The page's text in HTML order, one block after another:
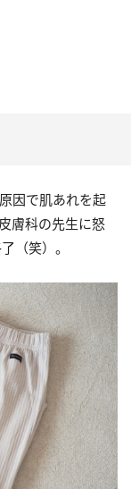
因で肌あれを起
膚科の先生に怒
（笑）。